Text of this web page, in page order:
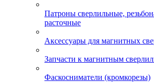
Патроны сверлильные,
расточные
Аксессуары для магнитных
Запчасти к магнитным
Фаскосниматели (кромкорезы)